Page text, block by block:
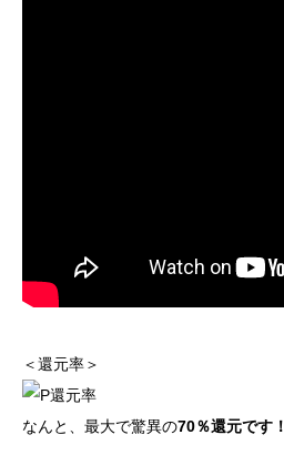
＜還元率＞
なんと、最大で驚異の70％還元です！